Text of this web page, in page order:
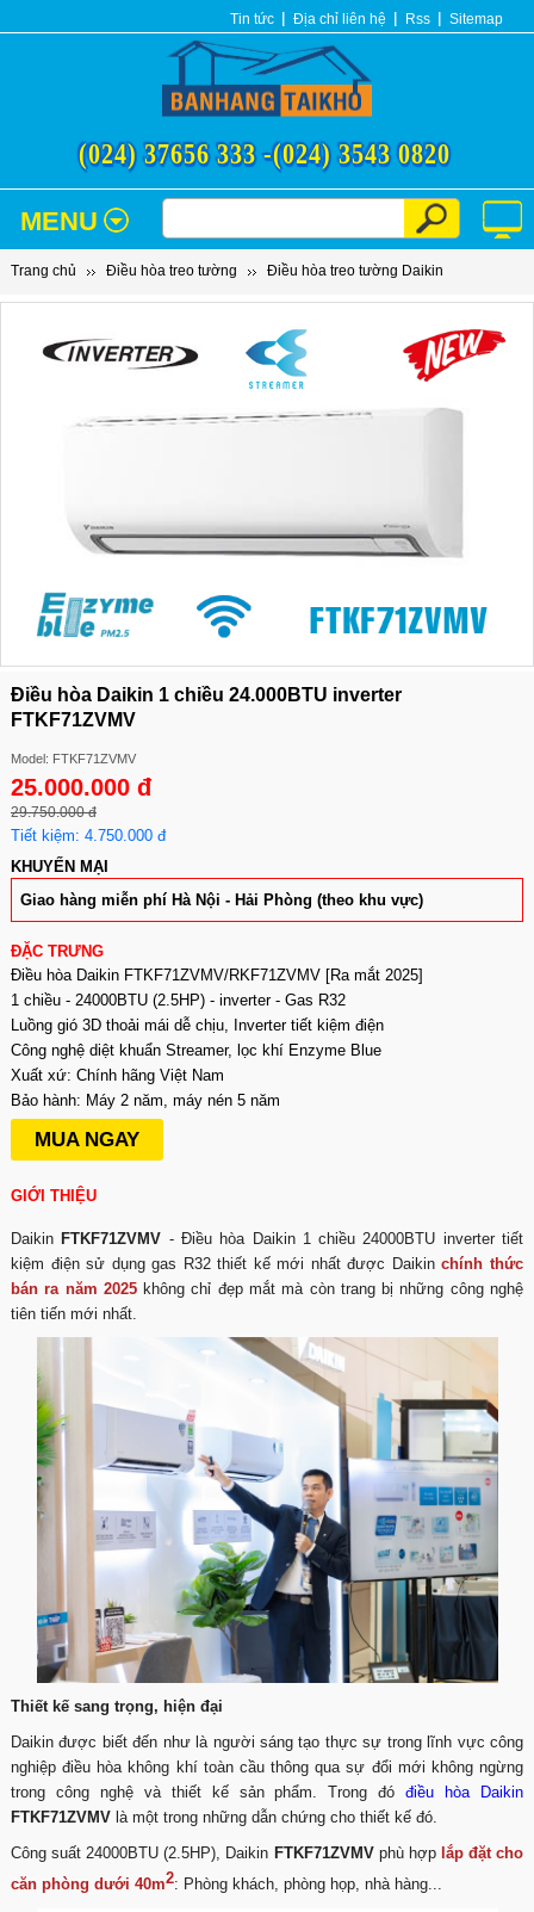
Tin tức Địa chỉ liên hệ Rss Sitemap
(024) 37656 333 -(024) 3543 0820
MENU
Trang chủ Điều hòa treo tường Điều hòa treo tường Daikin
Điều hòa Daikin 1 chiều 24.000BTU inverter
FTKF71ZVMV
Model: FTKF71ZVMV
25.000.000 đ
29.750.000 đ
Tiết kiệm: 4.750.000 đ
KHUYẾN MẠI
Giao hàng miễn phí Hà Nội - Hải Phòng (theo khu vực)
ĐẶC TRƯNG
Điều hòa Daikin FTKF71ZVMV/RKF71ZVMV [Ra mắt 2025]
1 chiều - 24000BTU (2.5HP) - inverter - Gas R32
Luồng gió 3D thoải mái dễ chịu, Inverter tiết kiệm điện
Công nghệ diệt khuẩn Streamer, lọc khí Enzyme Blue
Xuất xứ: Chính hãng Việt Nam
Bảo hành: Máy 2 năm, máy nén 5 năm
MUA NGAY
GIỚI THIỆU
Daikin FTKF71ZVMV - Điều hòa Daikin 1 chiều 24000BTU inverter tiết
kiệm điện sử dụng gas R32 thiết kế mới nhất được Daikinchính thức
bán ra năm 2025không chỉ đẹp mắt mà còn trang bị những công nghệ
tiên tiến mới nhất.
Thiết kế sang trọng, hiện đại
Daikin được biết đến như là người sáng tạo thực sự trong lĩnh vực công
nghiệp điều hòa không khí toàn cầu thông qua sự đổi mới không ngừng
trong công nghệ và thiết kế sản phẩm. Trong đóđiều hòa Daikin
FTKF71ZVMV là một trong những dẫn chứng cho thiết kế đó.
Công suất 24000BTU (2.5HP), Daikin FTKF71ZVMV phù hợp lắp đặt cho
căn phòng dưới 40m2: Phòng khách, phòng họp, nhà hàng...